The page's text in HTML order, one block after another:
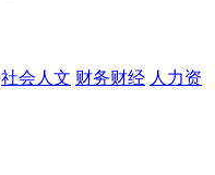
社会人文 财务财经 人力资